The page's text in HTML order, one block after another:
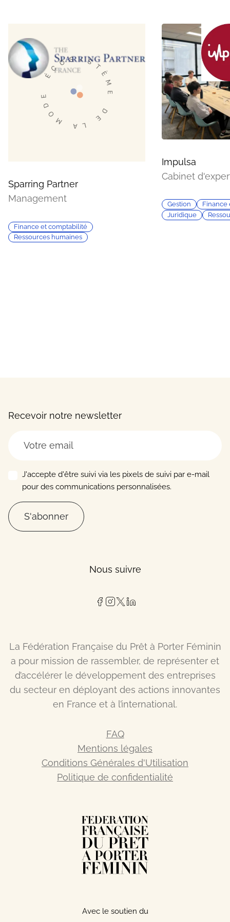
Sparring Partner
Management
Finance et comptabilité
Ressources humaines
Impulsa
Cabinet
Gestion
Finance
Juridique
Recevoir notre newsletter
J'accepte d'être suivi via les pixels de suivi par e-mail
pour des communications personnalisées.
S'abonner
Nous suivre
La Fédération Française du Prêt à Porter Féminin
a pour mission de rassembler, de représenter et
d’accélérer le développement des entreprises
du secteur en déployant des actions innovantes
en France et à l’international.
FAQ
Mentions légales
Conditions Générales d'Utilisation
Politique de confidentialité
Avec le soutien du